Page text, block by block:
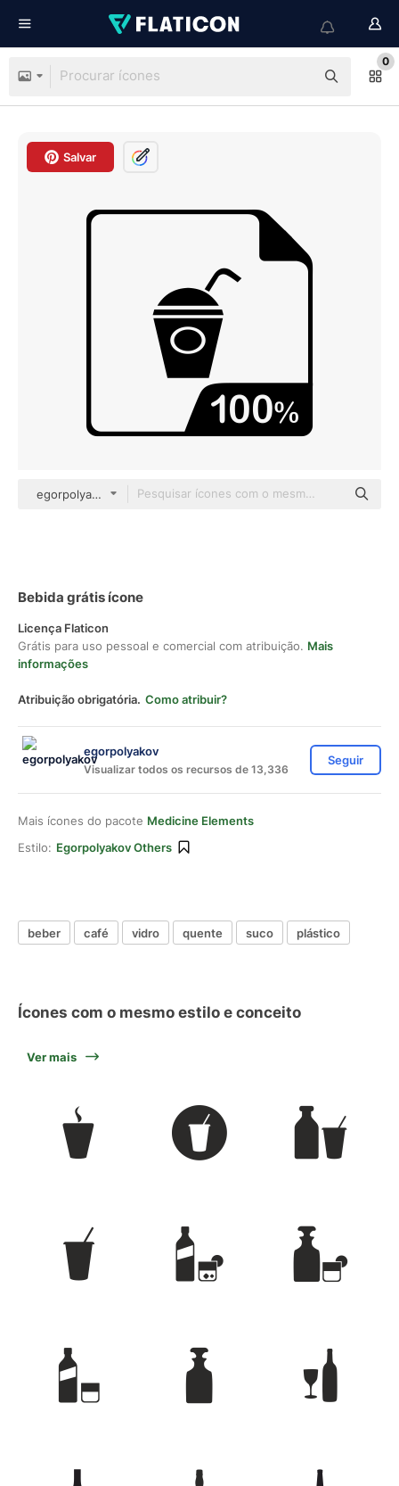
0
Salvar
egorpolyakov Others
Bebida grátis ícone
Licença Flaticon
Grátis para uso pessoal e comercial com atribuição. Mais
informações
Atribuição obrigatória. Como atribuir?
egorpolyakov
Visualizar todos os recursos de 13,336
Seguir
Mais ícones do pacote Medicine Elements
Estilo: Egorpolyakov Others
beber café vidro quente suco plástico
Ícones com o mesmo estilo e conceito
Ver mais